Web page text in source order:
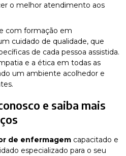
o melhor atendimento aos
com formação em
cuidado de qualidade, que
de cada pessoa assistida.
e a ética em todas as
um ambiente acolhedor e
e saiba mais
de enfermagem capacitado e
especializado para o seu